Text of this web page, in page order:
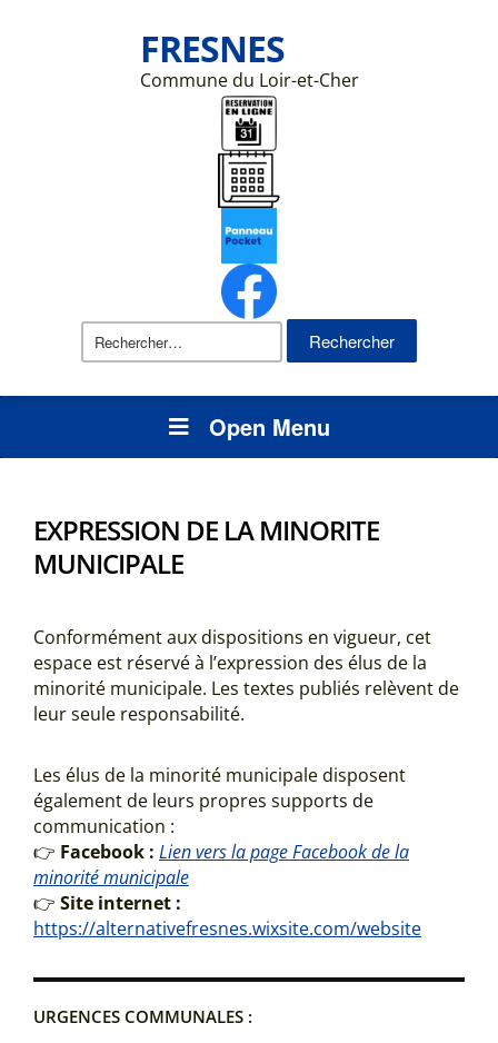
FRESNES
Commune du Loir-et-Cher
Rechercher :
Open Menu
EXPRESSION DE LA MINORITE
MUNICIPALE
Conformément aux dispositions en vigueur, cet
espace est réservé à l’expression des élus de la
minorité municipale. Les textes publiés relèvent de
leur seule responsabilité.
Les élus de la minorité municipale disposent
également de leurs propres supports de
communication :
👉 Facebook : Lien vers la page Facebook de la
minorité municipale
👉 Site internet :
https://alternativefresnes.wixsite.com/website
URGENCES COMMUNALES :